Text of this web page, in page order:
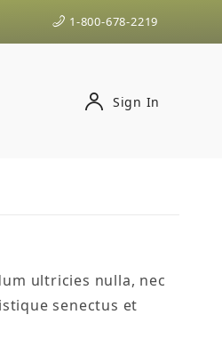
1-800-678-2219
Sign In
ultricies nulla, nec
senectus et